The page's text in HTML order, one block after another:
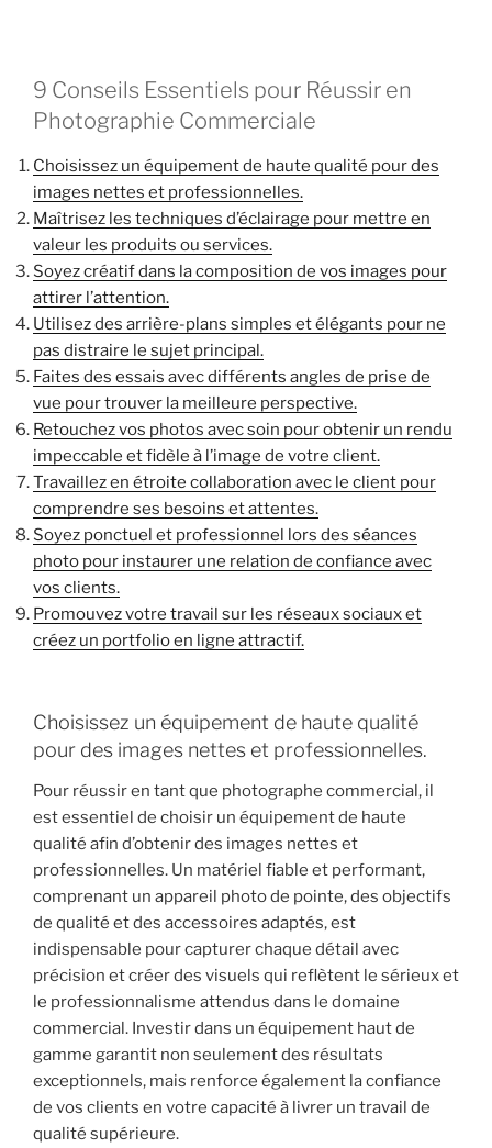
9 Conseils Essentiels pour Réussir en
Photographie Commerciale
Choisissez un équipement de haute qualité pour des
images nettes et professionnelles.
Maîtrisez les techniques d’éclairage pour mettre en
valeur les produits ou services.
Soyez créatif dans la composition de vos images pour
attirer l’attention.
Utilisez des arrière-plans simples et élégants pour ne
pas distraire le sujet principal.
Faites des essais avec différents angles de prise de
vue pour trouver la meilleure perspective.
Retouchez vos photos avec soin pour obtenir un rendu
impeccable et fidèle à l’image de votre client.
Travaillez en étroite collaboration avec le client pour
comprendre ses besoins et attentes.
Soyez ponctuel et professionnel lors des séances
photo pour instaurer une relation de confiance avec
vos clients.
Promouvez votre travail sur les réseaux sociaux et
créez un portfolio en ligne attractif.
Choisissez un équipement de haute qualité
pour des images nettes et professionnelles.
Pour réussir en tant que photographe commercial, il
est essentiel de choisir un équipement de haute
qualité afin d’obtenir des images nettes et
professionnelles. Un matériel fiable et performant,
comprenant un appareil photo de pointe, des objectifs
de qualité et des accessoires adaptés, est
indispensable pour capturer chaque détail avec
précision et créer des visuels qui reflètent le sérieux et
le professionnalisme attendus dans le domaine
commercial. Investir dans un équipement haut de
gamme garantit non seulement des résultats
exceptionnels, mais renforce également la confiance
de vos clients en votre capacité à livrer un travail de
qualité supérieure.